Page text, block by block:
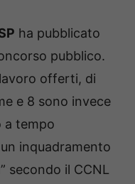
ha pubblicato
pubblico.
offerti, di
e 8 sono invece
a tempo
inquadramento
” secondo il CCNL